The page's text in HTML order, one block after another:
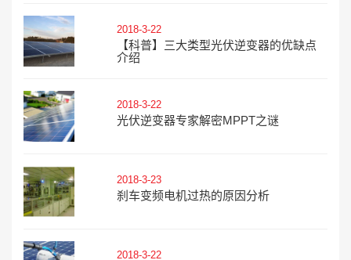
2018-3-22
【科普】三大类型光伏逆变器的优缺点
介绍
2018-3-22
光伏逆变器专家解密MPPT之谜
2018-3-23
刹车变频电机过热的原因分析
2018-3-22